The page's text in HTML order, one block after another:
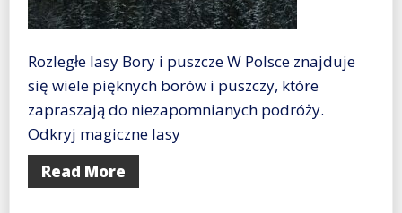
Rozległe lasy Bory i puszcze W Polsce znajduje
się wiele pięknych borów i puszczy, które
zapraszają do niezapomnianych podróży.
Odkryj magiczne lasy
Read More